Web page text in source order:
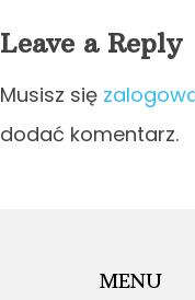
Leave a Reply
Musisz się
dodać komentarz.
MENU